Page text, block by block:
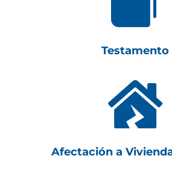
Testamento

Afectación a